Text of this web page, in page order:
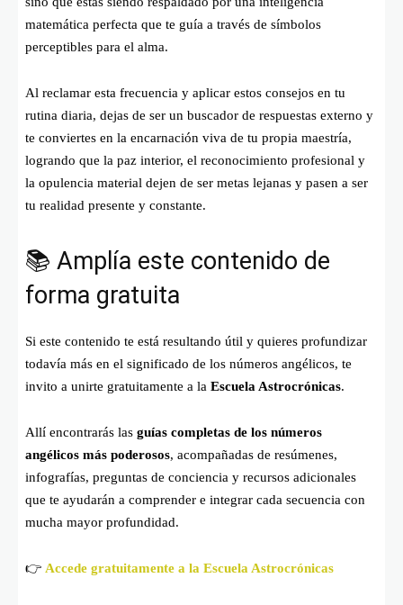
matemática perfecta que te guía a través de símbolos
perceptibles para el alma.
Al reclamar esta frecuencia y aplicar estos consejos en tu
rutina diaria, dejas de ser un buscador de respuestas externo y
te conviertes en la encarnación viva de tu propia maestría,
logrando que la paz interior, el reconocimiento profesional y
la opulencia material dejen de ser metas lejanas y pasen a ser
tu realidad presente y constante.
📚 Amplía este contenido de
forma gratuita
Si este contenido te está resultando útil y quieres profundizar
todavía más en el significado de los números angélicos, te
invito a unirte gratuitamente a la Escuela Astrocrónicas.
Allí encontrarás las guías completas de los números
angélicos más poderosos, acompañadas de resúmenes,
infografías, preguntas de conciencia y recursos adicionales
que te ayudarán a comprender e integrar cada secuencia con
mucha mayor profundidad.
👉 Accede gratuitamente a la Escuela Astrocrónicas